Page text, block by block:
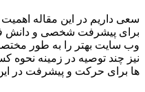
سعی داریم در این مقاله
برای پیشرفت شخصی و دانش
وب سایت بهتر را به طور
نیز چند توصیه در زمینه نحوه
ها برای حرکت و پیشرفت در